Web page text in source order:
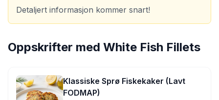
Detaljert informasjon kommer snart!
Oppskrifter med White Fish Fillets
Klassiske Sprø Fiskekaker (Lavt
FODMAP)